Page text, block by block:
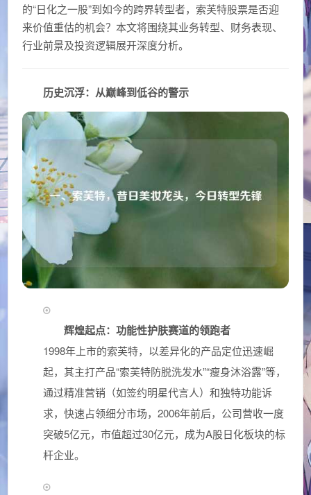
的“日化之一股”到如今的跨界转型者，索芙特股票是否迎
来价值重估的机会？本文将围绕其业务转型、财务表现、
行业前景及投资逻辑展开深度分析。
历史沉浮：从巅峰到低谷的警示
辉煌起点：功能性护肤赛道的领跑者
1998年上市的索芙特，以差异化的产品定位迅速崛
起，其主打产品“索芙特防脱洗发水”“瘦身沐浴露”等，
通过精准营销（如签约明星代言人）和独特功能诉
求，快速占领细分市场，2006年前后，公司营收一度
突破5亿元，市值超过30亿元，成为A股日化板块的标
杆企业。